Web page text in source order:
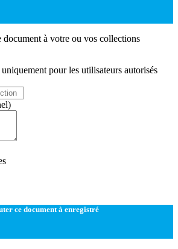
document à votre ou vos collections
pour les utilisateurs autorisés
ce document à enregistré